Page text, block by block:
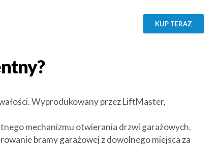
KUP TERAZ
Wyprodukowany przez LiftMaster,
mechanizmu otwierania drzwi garażowych.
bramy garażowej z dowolnego miejsca za